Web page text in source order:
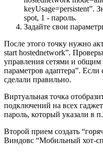
keyUsage=persistent”.
spot, 1 - пароль.
Задайте свои
После этого точку нужно
start hostednetwork”.
управления сетями и
параметров адаптера”. Если
сделали правильно.
Виртуальная точка
подключений на всех
пароль, который указали в
Второй прием создать
Виндовс “Мобильный хот-